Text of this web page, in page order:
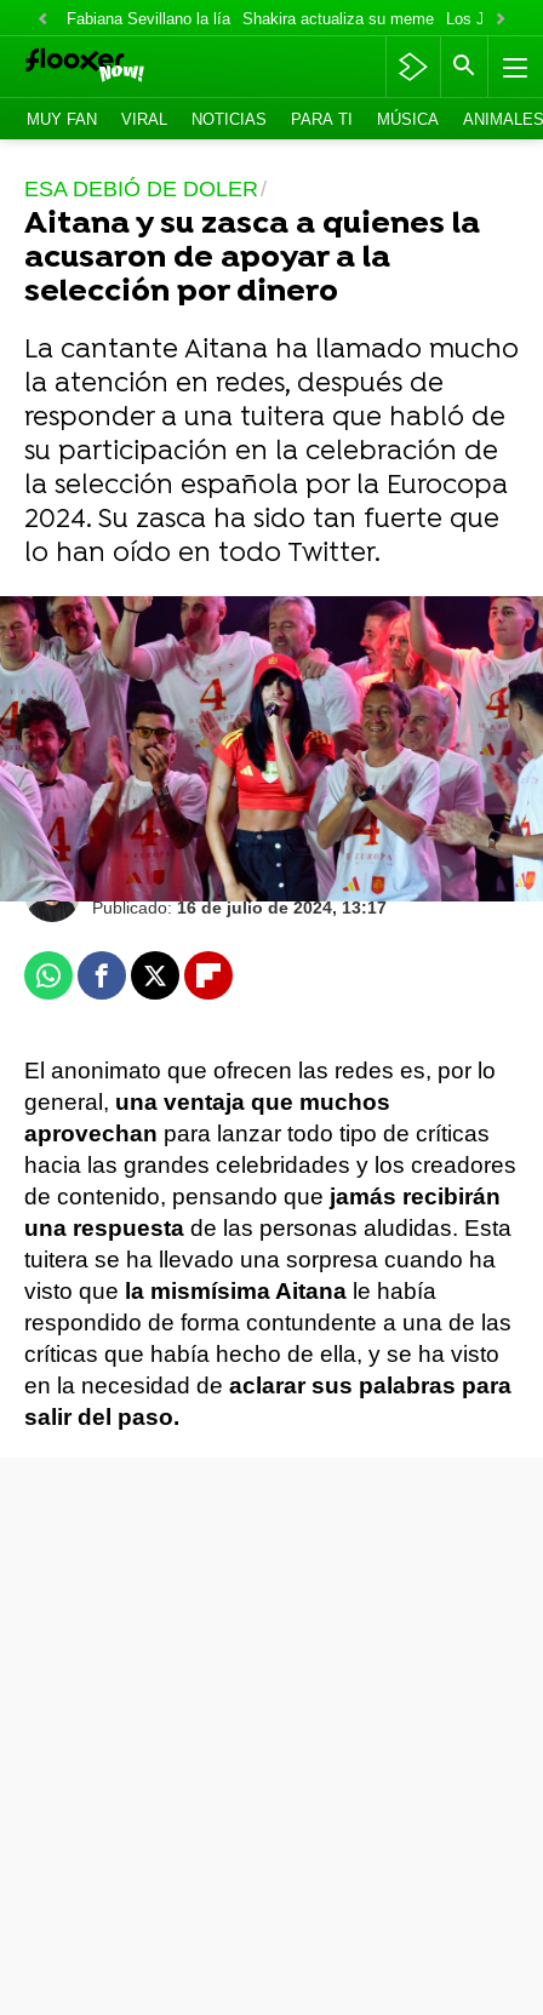
Fabiana Sevillano la lía Shakira actualiza su meme Los Jonas
MUY FAN VIRAL NOTICIAS PARA TI MÚSICA ANIMALES
ESA DEBIÓ DE DOLER
Aitana y su zasca a quienes la
acusaron de apoyar a la
selección por dinero
La cantante Aitana ha llamado mucho
la atención en redes, después de
responder a una tuitera que habló de
su participación en la celebración de
la selección española por la Eurocopa
2024. Su zasca ha sido tan fuerte que
lo han oído en todo Twitter.
Europa Press
Aitana inicia una nueva etapa con 4TO 23,
¿el hit del verano?
Asier Duque
Publicado:16 de julio de 2024, 13:17
WhatsappFacebook
X Flipboard
El anonimato que ofrecen las redes es, por lo
general, una ventaja que muchos
aprovechan para lanzar todo tipo de críticas
hacia las grandes celebridades y los creadores
de contenido, pensando que jamás recibirán
una respuesta de las personas aludidas. Esta
tuitera se ha llevado una sorpresa cuando ha
visto que la mismísima Aitana le había
respondido de forma contundente a una de las
críticas que había hecho de ella, y se ha visto
en la necesidad de aclarar sus palabras para
salir del paso.